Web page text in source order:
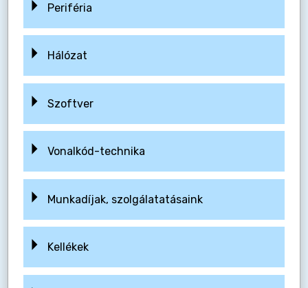
Periféria
Hálózat
Szoftver
Vonalkód-technika
Munkadíjak, szolgálatatásaink
Kellékek